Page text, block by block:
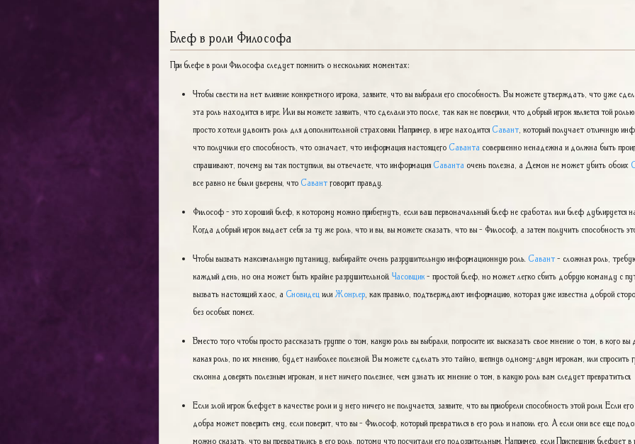
Блеф в роли Философа
При блефе в роли Философа следует помнить о нескольких моментах:
Чтобы свести на нет влияние конкретного игрока, заявите, что вы выбрали его способность. Вы можете утверждать, что уже
эта роль находится в игре. Или вы можете заявить, что сделали это после, так как не поверили, что добрый игрок является той
просто хотели удвоить роль для дополнительной страховки. Например, в игре находитсяСавант , который получает отличную
что получили его способность, что означает, что информация настоящего Саванта совершенно ненадежна и должна быть
спрашивают, почему вы так поступили, вы отвечаете, что информацияСаванта очень полезна, а Демон не может убить обоих
все равно не были уверены, что Савантговорит правду.
Философ - это хороший блеф, к которому можно прибегнуть, если ваш первоначальный блеф не сработал или блеф дублируется
Когда добрый игрок выдает себя за ту же роль, что и вы, вы можете сказать, что вы - Философ, а затем получить способность
Чтобы вызвать максимальную путаницу, выбирайте очень разрушительную информационную роль. Савант- сложная роль,
каждый день, но она может быть крайне разрушительной.Часовщик- простой блеф, но может легко сбить добрую команду с
вызвать настоящий хаос, а Сновидец или Жонглер , как правило, подтверждают информацию, которая уже известна доброй
без особых помех.
Вместо того чтобы просто рассказать группе о том, какую роль вы выбрали, попросите их высказать свое мнение о том, в кого вы
какая роль, по их мнению, будет наиболее полезной. Вы можете сделать это тайно, шепнув одному-двум игрокам, или спросить
склонна доверять полезным игрокам, и нет ничего полезнее, чем узнать их мнение о том, в какую роль вам следует превратиться.
Если злой игрок блефует в качестве роли и у него ничего не получается, заявите, что вы приобрели способность этой роли. Если
добра может поверить ему, если поверит, что вы - Философ, который превратился в его роль и напоил его. А если они все еще
можно сказать, что вы превратились в его роль, потому что посчитали его подозрительным. Например, если Приспешник блефует